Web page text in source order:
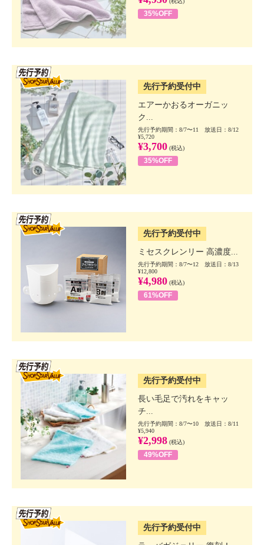
35%OFF
先行予約受付中
エアーかおるオーガニッ
ク...
先行予約期間：8/7〜11 放送日：8/12
¥5,720
¥3,700 (税込)
35%OFF
先行予約受付中
ミセスクレンリー 高濃度...
先行予約期間：8/7〜12 放送日：8/13
¥12,800
¥4,980 (税込)
61%OFF
先行予約受付中
長い毛足で汚れをキャッ
チ...
先行予約期間：8/7〜10 放送日：8/11
¥5,940
¥2,998 (税込)
49%OFF
先行予約受付中